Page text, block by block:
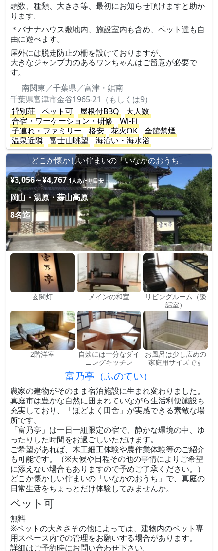
頭数、種類、大きさ等、最初にお知らせ頂けますと助か
ります。
＊バナナハウス敷地内、施設室内も含め、ペット達も自
由に遊べます。
屋外には脱走防止の柵を設けておりますが、
大きなジャンプ力のあるワンちゃんはご留意が必要で
す。
南関東／千葉県／富津・鋸南
千葉県富津市金谷1965-21（もしくは9）
貸別荘
ペット可 屋根付BBQ
大人数
合宿・ワーケーション・研修
Wi-Fi
子連れ・ファミリー
格安 花火OK
全館禁煙
温泉近隣
富士山眺望
海沿い・海水浴
どこか懐かしい佇まいの「いなかのおうち」
¥3,056～¥4,767 1人あたり目安
岡山・湯原・蒜山高原
8名迄
玄関灯 メインの和室
リビングルーム（談
話室）
2階洋室
自炊には十分なダイ
ニングキッチン
お風呂は少し広めの
家庭用サイズです
富乃亭（ふのてい）
農家の建物がそのまま宿泊施設に生まれ変わりました。
真庭市は豊かな自然に囲まれていながら生活利便施設も
充実しており、「ほどよく田舎」が実感できる素敵な場
所です。
「富乃亭」は一日一組限定の宿で、静かな環境の中、ゆ
ったりした時間をお過ごしいただけます。
ご希望があれば、木工細工体験や農作業体験等のご紹介
も可能です。（※天候や日程その他の事情によりご希望
に添えない場合もありますので予めご了承ください。）
どこか懐かしい佇まいの「いなかのおうち」で、真庭の
日常生活をちょっとだけ体験してみませんか。
ペット可
無料
※ペットの大きさその他によっては、建物内のペット専
用スペース内での管理をお願いする場合があります。
詳細はご予約時にお問い合わせ下さい。